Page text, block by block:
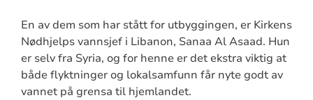
En av dem som har stått for utbyggingen, er Kirkens
Nødhjelps vannsjef i Libanon, Sanaa Al Asaad. Hun
er selv fra Syria, og for henne er det ekstra viktig at
både flyktninger og lokalsamfunn får nyte godt av
vannet på grensa til hjemlandet.